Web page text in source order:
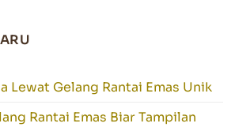
Lewat Gelang Rantai Emas Unik
Rantai Emas Biar Tampilan